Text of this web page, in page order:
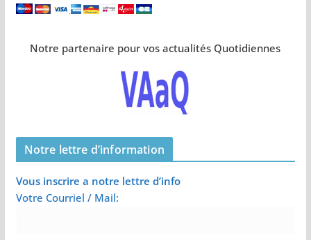
Notre partenaire pour vos actualités Quotidiennes
Notre lettre d’information
Vous inscrire a notre lettre d’info
Votre Courriel / Mail: